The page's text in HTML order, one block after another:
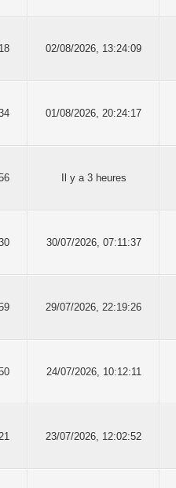
02/08/2026, 13:24:09
01/08/2026, 20:24:17
Il y a 3 heures
30/07/2026, 07:11:37
29/07/2026, 22:19:26
24/07/2026, 10:12:11
23/07/2026, 12:02:52